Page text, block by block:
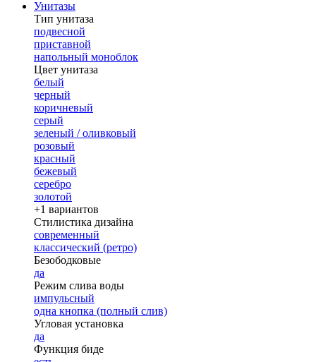
Унитазы
Тип унитаза
подвесной
приставной
напольный моноблок
Цвет унитаза
белый
черный
коричневый
серый
зеленый / оливковый
розовый
красный
бежевый
серебро
золотой
+1 вариантов
Стилистика дизайна
современный
классический (ретро)
Безободковые
да
Режим слива воды
импульсный
одна кнопка (полный слив)
Угловая установка
да
Функция биде